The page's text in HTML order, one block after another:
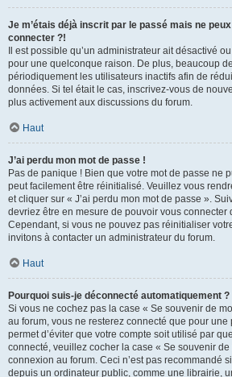
Je m’étais déjà inscrit par le passé mais ne
connecter ?!
Il est possible qu’un administrateur ait désactivé
pour une quelconque raison. De plus, beaucoup
périodiquement les utilisateurs inactifs afin de
données. Si tel était le cas, inscrivez-vous de
plus activement aux discussions du forum.
Haut
J’ai perdu mon mot de passe !
Pas de panique ! Bien que votre mot de passe ne
peut facilement être réinitialisé. Veuillez vous
et cliquer sur « J’ai perdu mon mot de passe ».
devriez être en mesure de pouvoir vous connecter
Cependant, si vous ne pouvez pas réinitialiser
invitons à contacter un administrateur du forum.
Haut
Pourquoi suis-je déconnecté automatiquement ?
Si vous ne cochez pas la case « Se souvenir de
au forum, vous ne resterez connecté que pour
permet d’éviter que votre compte soit utilisé par
connecté, veuillez cocher la case « Se souvenir de
connexion au forum. Ceci n’est pas recommandé
depuis un ordinateur public, comme une librairie,